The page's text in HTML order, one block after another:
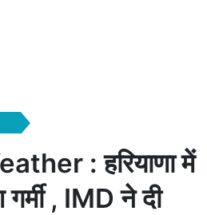
: हरियाणा में
गर्मी , IMD ने दी